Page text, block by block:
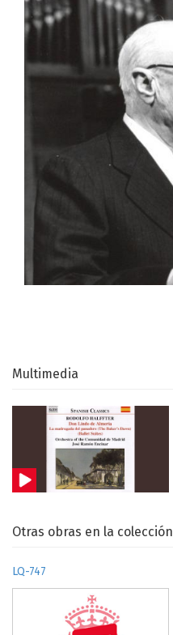
Multimedia
Otras obras en la colección
LQ-747